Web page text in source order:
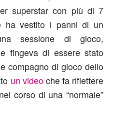
superstar con più di 7
ha vestito i panni di un
sessione di gioco,
fingeva di essere stato
compagno di gioco dello
un videoche fa riflettere
corso di una “normale”